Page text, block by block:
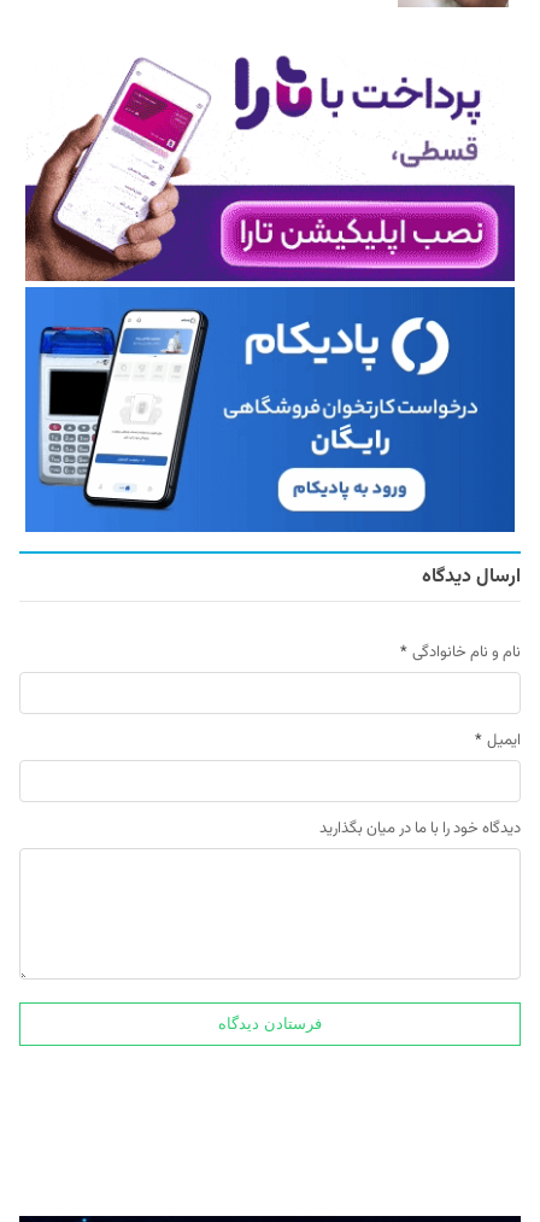
ارسال دیدگاه
نام و نام خانوادگی *
ایمیل *
دیدگاه خود را با ما در میان بگذارید